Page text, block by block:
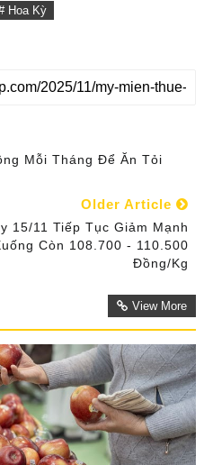
Hoa Kỳ
Mỗi Tháng Để Ăn Tỏi
Older Article
15/11 Tiếp Tục Giảm Mạnh
Còn 108.700 - 110.500
Đồng/kg
View More